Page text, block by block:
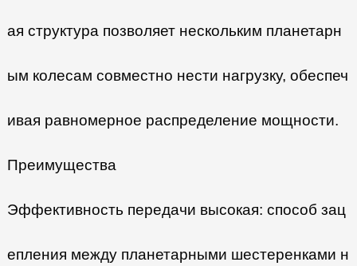
ая структура позволяет нескольким планетарн
ым колесам совместно нести нагрузку, обеспеч
ивая равномерное распределение мощности.
Преимущества
Эффективность передачи высокая: способ зац
епления между планетарными шестеренками н